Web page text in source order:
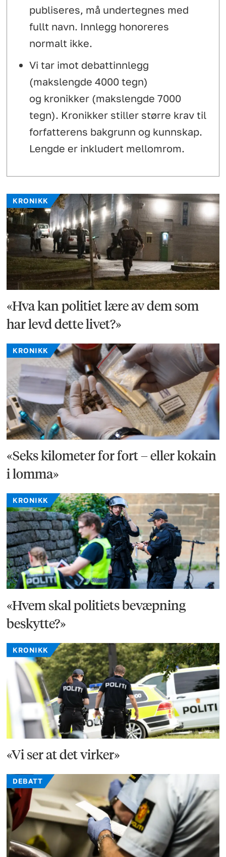
publiseres, må undertegnes med
fullt navn. Innlegg honoreres
normalt ikke.
Vi tar imot debattinnlegg
(makslengde 4000 tegn)
og kronikker (makslengde 7000
tegn). Kronikker stiller større krav til
forfatterens bakgrunn og kunnskap.
Lengde er inkludert mellomrom.
KRONIKK
«Hva kan politiet lære av dem som
har levd dette livet?»
KRONIKK
«Seks kilometer for fort – eller kokain
i lomma»
KRONIKK
«Hvem skal politiets bevæpning
beskytte?»
KRONIKK
«Vi ser at det virker»
DEBATT